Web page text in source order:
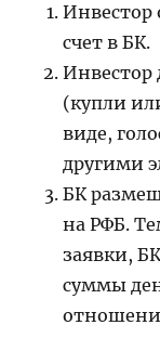
Инвестор
счет в БК.
Инвестор
(купли
виде,
другими
БК
на РФБ.
заявки,
суммы